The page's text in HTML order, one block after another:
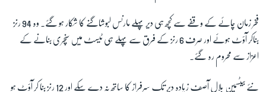
فخر زمان چائے کے وقفے سے کچھ ہی دیر پہلے مارنس لبوشاگنے کا شکار ہو گئے۔ وہ 94 رنز
بناکر آؤٹ ہوئے اور صرف 6 رنز کے فرق سے پہلے ہی ٹیسٹ میں سنچری بنانے کے
اعزاز سے محروم رہ گئے۔
نئے بیٹسمین بلال آصف زیادہ دیر تک سرفراز کا ساتھ نہ دے سکے اور 12 رنز بنا کر آؤٹ ہو